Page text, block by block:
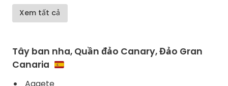
Xem tất cả
Tây ban nha, Quần đảo Canary, Đảo Gran
Canaria
Agaete